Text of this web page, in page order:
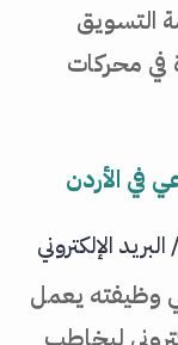
التسويق
في محركات
وظيفته يعمل
ليخاطب